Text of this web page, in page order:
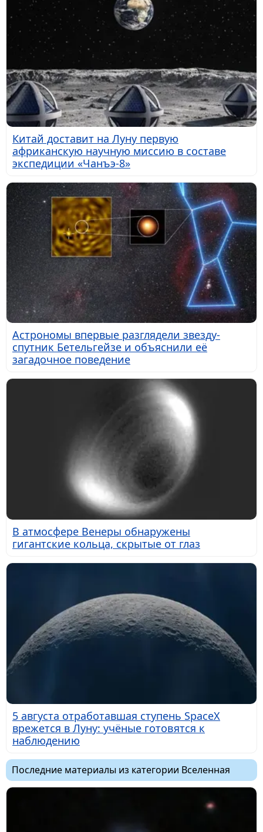
Китай доставит на Луну первую
африканскую научную миссию в составе
экспедиции «Чанъэ-8»
Астрономы впервые разглядели звезду-
спутник Бетельгейзе и объяснили её
загадочное поведение
В атмосфере Венеры обнаружены
гигантские кольца, скрытые от глаз
5 августа отработавшая ступень SpaceX
врежется в Луну: учёные готовятся к
наблюдению
Последние материалы из категории Вселенная